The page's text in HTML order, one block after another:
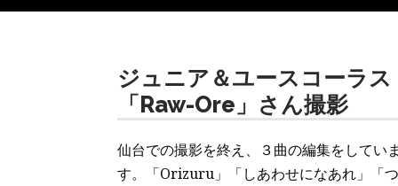
ジュニア＆ユースコーラス
「Raw-Ore」さん撮影
仙台での撮影を終え、３曲の編集をしてい
す。「Orizuru」「しあわせになあれ」「